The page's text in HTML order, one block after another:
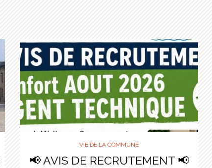
VIE DE LA COMMUNE
📢 AVIS DE RECRUTEMENT 📢